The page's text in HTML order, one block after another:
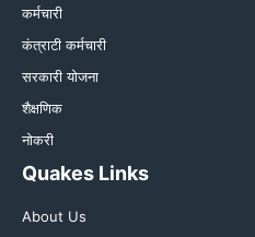
कर्मचारी
कंत्राटी कर्मचारी
सरकारी योजना
शैक्षणिक
नोकरी
Quakes Links
About Us